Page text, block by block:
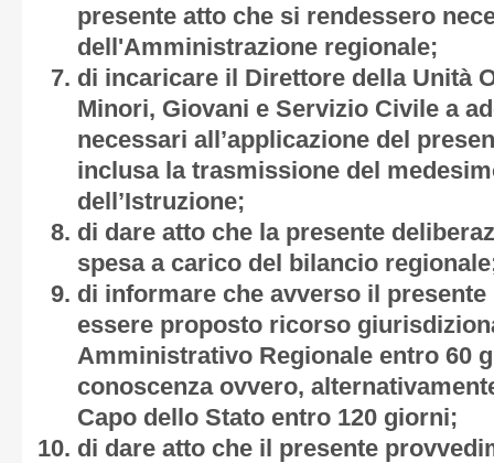
presente atto che si rendessero
dell'Amministrazione regionale;
di incaricare il Direttore della Unità
Minori, Giovani e Servizio Civile a
necessari all’applicazione del
inclusa la trasmissione del
dell’Istruzione;
di dare atto che la presente
spesa a carico del bilancio
di informare che avverso il
essere proposto ricorso
Amministrativo Regionale entro 60
conoscenza ovvero,
Capo dello Stato entro 120 giorni;
di dare atto che il presente